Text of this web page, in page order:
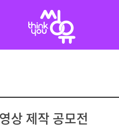
상 제작 공모전